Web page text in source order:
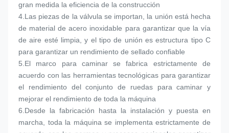
gran medida la eficiencia de la construcción
4. Las piezas de la válvula se importan, la unión está hecha
de material de acero inoxidable para garantizar que la vía
de aire esté limpia, y el tipo de unión es estructura tipo C
para garantizar un rendimiento de sellado confiable
5. El marco para caminar se fabrica estrictamente de
acuerdo con las herramientas tecnológicas para garantizar
el rendimiento del conjunto de ruedas para caminar y
mejorar el rendimiento de toda la máquina
6. Desde la fabricación hasta la instalación y puesta en
marcha, toda la máquina se implementa estrictamente de